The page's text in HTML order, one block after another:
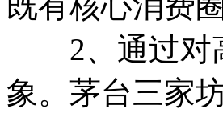
2、通过对高
象。茅台三家